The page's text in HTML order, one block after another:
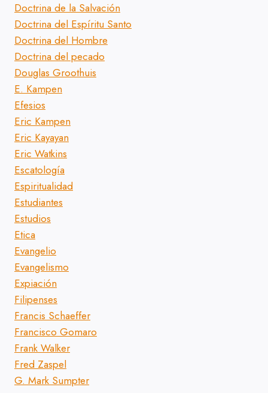
Doctrina de la Salvación
Doctrina del Espíritu Santo
Doctrina del Hombre
Doctrina del pecado
Douglas Groothuis
E. Kampen
Efesios
Eric Kampen
Eric Kayayan
Eric Watkins
Escatología
Espiritualidad
Estudiantes
Estudios
Etica
Evangelio
Evangelismo
Expiación
Filipenses
Francis Schaeffer
Francisco Gomaro
Frank Walker
Fred Zaspel
G. Mark Sumpter